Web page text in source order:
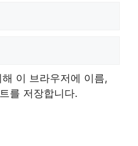
이 브라우저에 이름,
를 저장합니다.